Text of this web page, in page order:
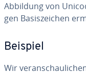
Abbildung von
gen Ba­sis­zei­chen
Beispiel
Wir